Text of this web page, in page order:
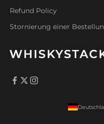
Refund Policy
Stornierung einer